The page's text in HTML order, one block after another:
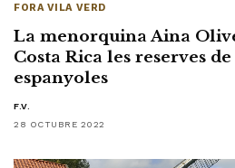
FORA VILA VERD
La menorquina Aina
Costa Rica les reserves
espanyoles
F.V.
28 OCTUBRE 2022